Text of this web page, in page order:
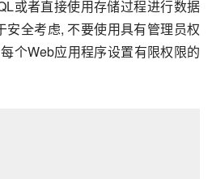
或者直接使用存储过程进行数据
安全考虑, 不要使用具有管理员权
个Web应用程序设置有限权限的